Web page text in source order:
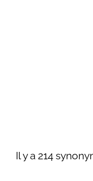
Il y a 214